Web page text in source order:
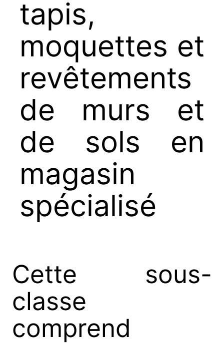
tapis,
moquettes et
revêtements
de murs et
de sols en
magasin
spécialisé
Cette sous-
classe
comprend